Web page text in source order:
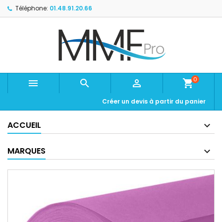
Téléphone: 01.48.91.20.66
   shopping_cart0
Créer un devis à partir du panier
ACCUEIL
MARQUES